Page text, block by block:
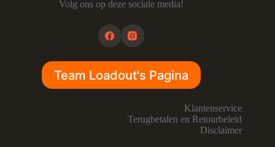
Volg ons op deze sociale media!
Team Loadout's Pagina
Klantenservice
Terugbetalen en Retourbeleid
Disclaimer